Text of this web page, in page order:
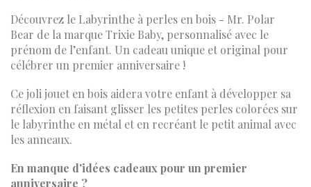
Découvrez le Labyrinthe à perles en bois - Mr. Polar
Bear de la marque Trixie Baby, personnalisé avec le
prénom de l’enfant. Un cadeau unique et original pour
célébrer un premier anniversaire !
Ce joli jouet en bois aidera votre enfant à développer sa
réflexion en faisant glisser les petites perles colorées sur
le labyrinthe en métal et en recréant le petit animal avec
les anneaux.
En manque d'idées cadeaux pour un premier
anniversaire ?